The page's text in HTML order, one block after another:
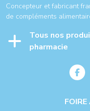
Concepteur et fabricant
de compléments
Tous nos
pharmacie